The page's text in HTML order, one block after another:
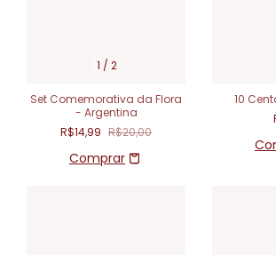
1 / 2
Set Comemorativa da Flora
- Argentina
R$14,99 R$20,00
10